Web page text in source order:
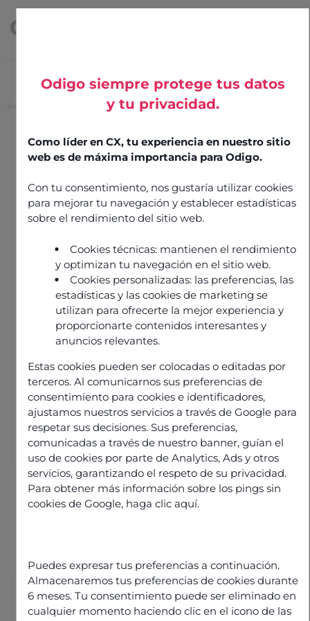
Odigo siempre protege tus datos
y tu privacidad.
Como líder en CX, tu experiencia en nuestro sitio
web es de máxima importancia para Odigo.
Con tu consentimiento, nos gustaría utilizar cookies
para mejorar tu navegación y establecer estadísticas
sobre el rendimiento del sitio web.
Cookies técnicas: mantienen el rendimiento
y optimizan tu navegación en el sitio web.
Cookies personalizadas: las preferencias, las
estadísticas y las cookies de marketing se
utilizan para ofrecerte la mejor experiencia y
proporcionarte contenidos interesantes y
anuncios relevantes.
Estas cookies pueden ser colocadas o editadas por
terceros. Al comunicarnos sus preferencias de
consentimiento para cookies e identificadores,
ajustamos nuestros servicios a través de Google para
respetar sus decisiones. Sus preferencias,
comunicadas a través de nuestro banner, guían el
uso de cookies por parte de Analytics, Ads y otros
servicios, garantizando el respeto de su privacidad.
Para obtener más información sobre los pings sin
cookies de Google, haga clic aquí.
Puedes expresar tus preferencias a continuación.
Almacenaremos tus preferencias de cookies durante
6 meses. Tu consentimiento puede ser eliminado en
cualquier momento haciendo clic en el icono de las
Logepal
9 octobre 2025Teams engagement
Intégration réalisée par partner
Informations
Publié le 9 octobre 2025